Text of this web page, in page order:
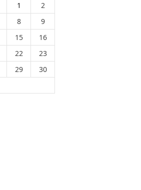
1
2
8
9
15
16
22
23
29
30